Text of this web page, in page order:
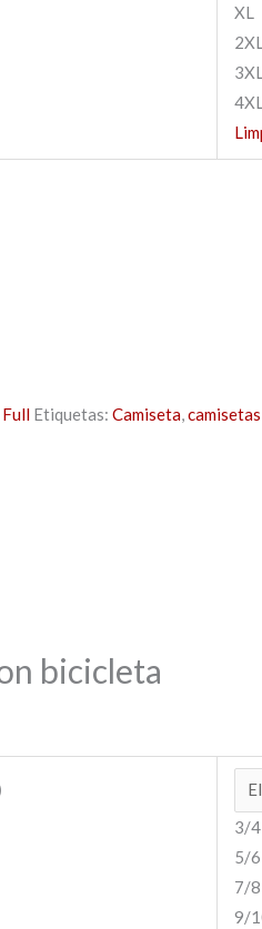
XL
Etiquetas:Camiseta,
bicicleta
3/4
5/6
7/8
9/